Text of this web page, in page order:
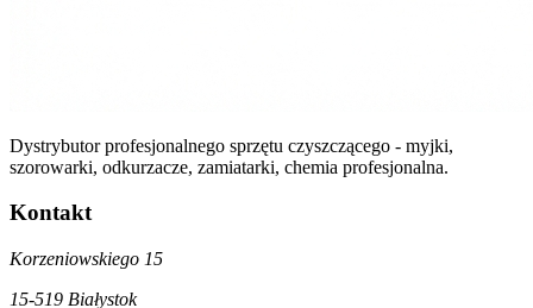
Dystrybutor profesjonalnego sprzętu czyszczącego - myjki,
szorowarki, odkurzacze, zamiatarki, chemia profesjonalna.
Kontakt
Korzeniowskiego 15
15-519 Białystok